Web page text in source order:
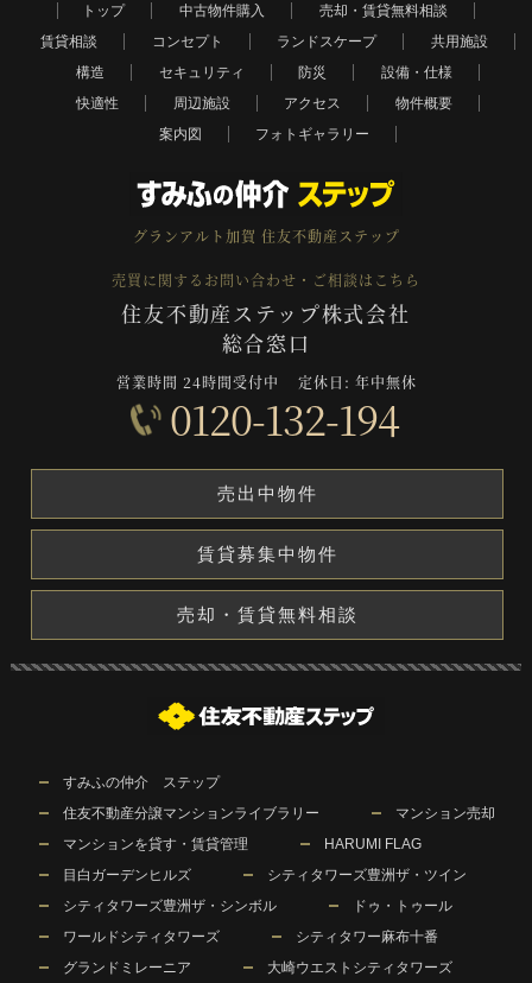
トップ 中古物件購入
売却・賃貸無料相談
賃貸相談
コンセプト ランドスケープ
共用施設
構造
セキュリティ 防災
設備・仕様
快適性
周辺施設 アクセス
物件概要
案内図
フォトギャラリー
グランアルト加賀 住友不動産ステップ
売買に関するお問い合わせ・ご相談はこちら
住友不動産ステップ株式会社
総合窓口
営業時間 24時間受付中 定休日: 年中無休
0120-132-194
売出中物件
売却・賃貸無料相談
賃貸募集中物件
すみふの仲介 ステップ
住友不動産分譲マンションライブラリー
マンション売却
マンションを貸す・賃貸管理
HARUMI FLAG
目白ガーデンヒルズ
シティタワーズ豊洲ザ・ツイン
シティタワーズ豊洲ザ・シンボル
ドゥ・トゥール
ワールドシティタワーズ
シティタワー麻布十番
グランドミレーニア
大崎ウエストシティタワーズ